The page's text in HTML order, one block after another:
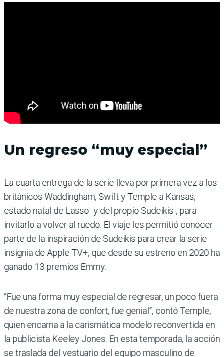
Un regreso “muy especial”
La cuarta entrega de la serie lleva por primera vez a los
británicos Waddingham, Swift y Temple a Kansas,
estado natal de Lasso -y del propio Sudeikis-, para
invitarlo a volver al ruedo. El viaje les permitió conocer
parte de la inspiración de Sudeikis para crear la serie
insignia de Apple TV+, que desde su estreno en 2020 ha
ganado 13 premios Emmy.
“Fue una forma muy especial de regresar, un poco fuera
de nuestra zona de confort, fue genial”, contó Temple,
quien encarna a la carismática modelo reconvertida en
la publicista Keeley Jones. En esta temporada, la acción
se traslada del vestuario del equipo masculino de